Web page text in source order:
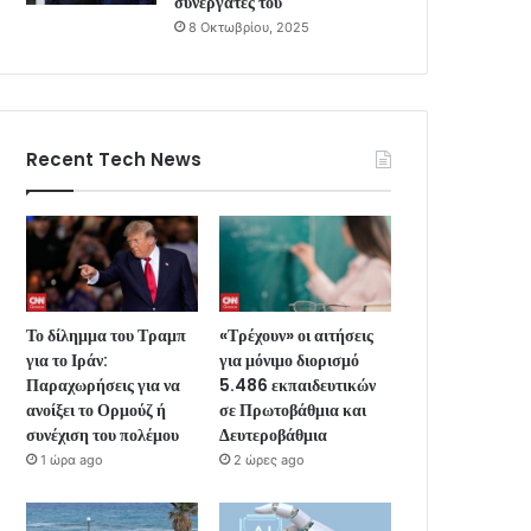
8 Οκτωβρίου, 2025
Recent Tech News
Το δίλημμα του Τραμπ
για το Ιράν:
Παραχωρήσεις για να
ανοίξει το Ορμούζ ή
συνέχιση του πολέμου
1 ώρα ago
«Τρέχουν» οι αιτήσεις
για μόνιμο διορισμό
5.486 εκπαιδευτικών
σε Πρωτοβάθμια και
Δευτεροβάθμια
2 ώρες ago